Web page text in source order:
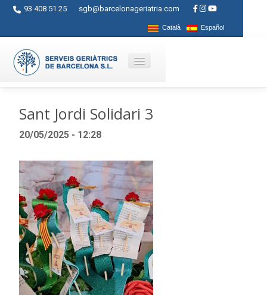
93 408 51 25 sgb@barcelonageriatria.com
Català Español
Servicios
Centros
Ayudas
Contacto
Blog
Sant Jordi Solidari 3
20/05/2025 - 12:28